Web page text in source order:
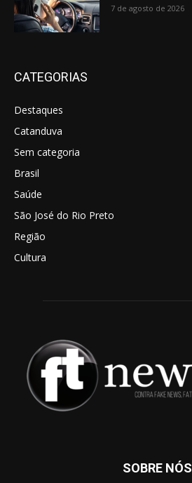
7 de agosto de 2026
CATEGORIAS
Destaques
Catanduva
Sem categoria
Brasil
Saúde
São José do Rio Preto
Região
Cultura
SOBRE NÓS